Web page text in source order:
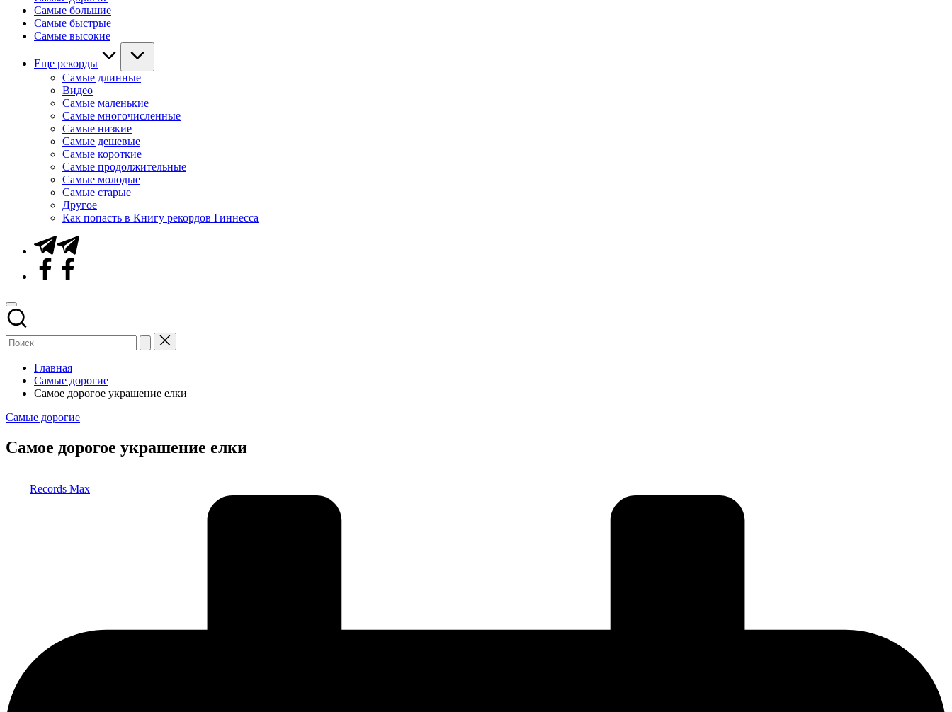
Самые большие
Самые быстрые
Самые высокие
Еще рекорды
Самые длинные
Видео
Самые маленькие
Самые многочисленные
Самые низкие
Самые дешевые
Самые короткие
Самые продолжительные
Самые молодые
Самые старые
Другое
Как попасть в Книгу рекордов Гиннесса
Telegram
Facebook
Главная
Самые дорогие
Самое дорогое украшение елки
Опубликовано
Самые дорогие
Самое дорогое украшение елки
Records Max